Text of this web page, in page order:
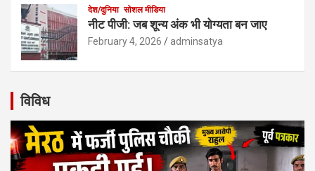
देश/दुनिया सोशल मीडिया
नीट पीजी: जब शून्य अंक भी योग्यता बन जाए
February 4, 2026 adminsatya
विविध